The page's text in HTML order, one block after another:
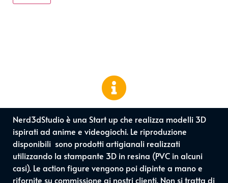
Nerd3dStudio è una Start up che realizza modelli 3D
ispirati ad anime e videogiochi. Le riproduzione
disponibili sono prodotti artigianali realizzati
utilizzando la stampante 3D in resina (PVC in alcuni
casi). Le action figure vengono poi dipinte a mano e
rifornite su commissione ai nostri clienti. Non si tratta di